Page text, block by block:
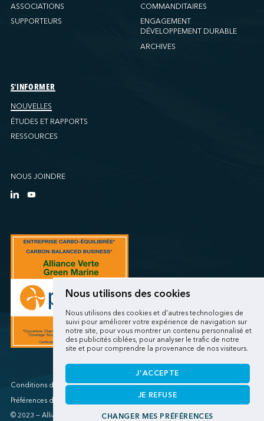
Nous utilisons des cookies
Nous utilisons des cookies et d'autres technologies de
suivi pour améliorer votre expérience de navigation sur
notre site, pour vous montrer un contenu personnalisé et
des publicités ciblées, pour analyser le trafic de notre
site et pour comprendre la provenance de nos visiteurs.
J'ACCEPTE
JE REFUSE
CHANGER MES PRÉFÉRENCES
ASSOCIATIONS
SUPPORTEURS
COMMANDITAIRES
ENGAGEMENT
DÉVELOPPEMENT DURABLE
ARCHIVES
S'INFORMER
NOUVELLES
ÉTUDES ET RAPPORTS
RESSOURCES
NOUS JOINDRE
© 2023 — Alliance verte
Conditions d'utilisations/Renseignements personnels
Préférences de cookies
Une réalisation